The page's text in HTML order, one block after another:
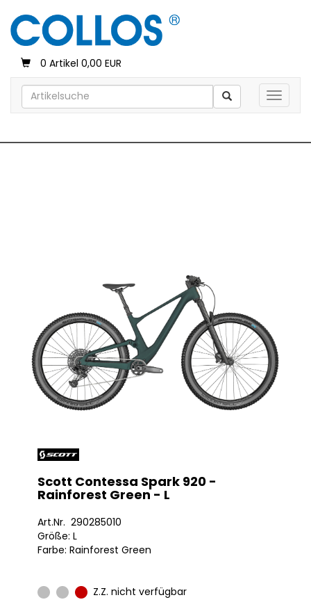
0 Artikel 0,00 EUR
Toggle
Scott Contessa Spark 920 -
Rainforest Green - L
Art.Nr. 290285010
Größe: L
Farbe: Rainforest Green
Z.Z. nicht verfügbar